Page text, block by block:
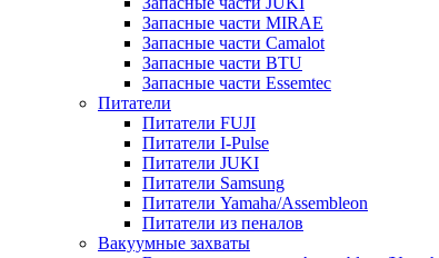
Запасные части MIRAE
Запасные части Camalot
Запасные части BTU
Запасные части Essemtec
Питатели
Питатели FUJI
Питатели I-Pulse
Питатели JUKI
Питатели Samsung
Питатели Yamaha/Assembleon
Питатели из пеналов
Вакуумные захваты